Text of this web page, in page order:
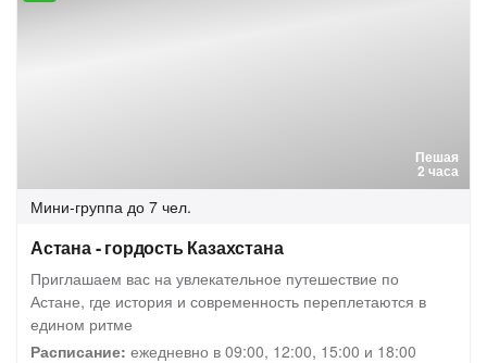
Пешая
2 часа
Мини-группа до 7 чел.
Астана - гордость Казахстана
Приглашаем вас на увлекательное путешествие по
Астане, где история и современность переплетаются в
едином ритме
Расписание: ежедневно в 09:00, 12:00, 15:00 и 18:00